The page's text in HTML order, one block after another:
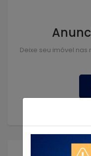
Deixe seu imóvel